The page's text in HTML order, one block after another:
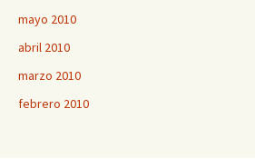
mayo 2010
abril 2010
marzo 2010
febrero 2010